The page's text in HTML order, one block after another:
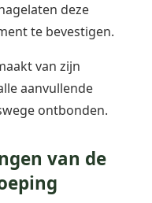
deze
te bevestigen.
van zijn
aanvullende
ontbonden.
van de